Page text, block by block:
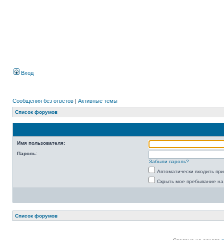
Вход
Сообщения без ответов | Активные темы
Список форумов
Имя пользователя:
Пароль:
Забыли пароль?
Автоматически входить
Скрыть мое пребывание
Список форумов